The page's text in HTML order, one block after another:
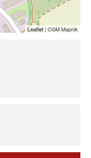
Leaflet | OSM Mapnik